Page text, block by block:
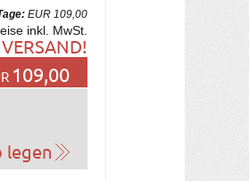
EUR 109,00
inkl. MwSt.
109,00